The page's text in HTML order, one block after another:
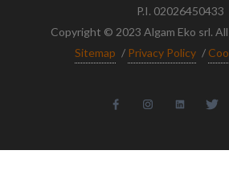
P.I. 02026450433
Copyright © 2023 Algam Eko srl.
Sitemap / Privacy Policy /